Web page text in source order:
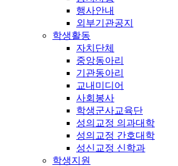
행사안내
외부기관공지
학생활동
자치단체
중앙동아리
기관동아리
교내미디어
사회봉사
학생군사교육단
성의교정 의과대학
성의교정 간호대학
성신교정 신학과
학생지원